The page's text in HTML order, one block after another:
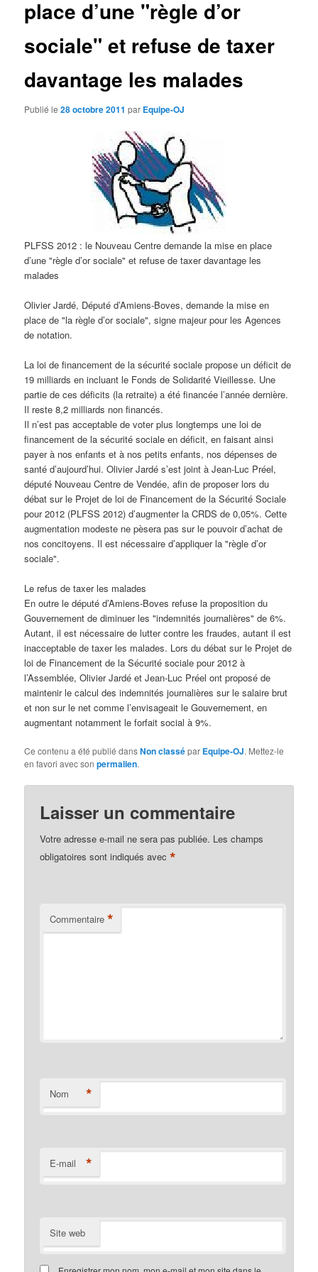
e
a
place d’une "règle d’or
sociale" et refuse de taxer
davantage les malades
Publié le28 octobre 2011 par Equipe-OJ
PLFSS 2012 : le Nouveau Centre demande la mise en place
d’une "règle d’or sociale" et refuse de taxer davantage les
malades
Olivier Jardé, Député d’Amiens-Boves, demande la mise en
place de "la règle d’or sociale", signe majeur pour les Agences
de notation.
La loi de financement de la sécurité sociale propose un déficit de
19 milliards en incluant le Fonds de Solidarité Vieillesse. Une
partie de ces déficits (la retraite) a été financée l’année dernière.
Il reste 8,2 milliards non financés.
Il n’est pas acceptable de voter plus longtemps une loi de
financement de la sécurité sociale en déficit, en faisant ainsi
payer à nos enfants et à nos petits enfants, nos dépenses de
santé d’aujourd’hui. Olivier Jardé s’est joint à Jean-Luc Préel,
député Nouveau Centre de Vendée, afin de proposer lors du
débat sur le Projet de loi de Financement de la Sécurité Sociale
pour 2012 (PLFSS 2012) d’augmenter la CRDS de 0,05%. Cette
augmentation modeste ne pèsera pas sur le pouvoir d’achat de
nos concitoyens. Il est nécessaire d’appliquer la "règle d’or
sociale".
Le refus de taxer les malades
En outre le député d’Amiens-Boves refuse la proposition du
Gouvernement de diminuer les "indemnités journalières" de 6%.
Autant, il est nécessaire de lutter contre les fraudes, autant il est
inacceptable de taxer les malades. Lors du débat sur le Projet de
loi de Financement de la Sécurité sociale pour 2012 à
l’Assemblée, Olivier Jardé et Jean-Luc Préel ont proposé de
maintenir le calcul des indemnités journalières sur le salaire brut
et non sur le net comme l’envisageait le Gouvernement, en
augmentant notamment le forfait social à 9%.
Ce contenu a été publié dansNon classépar Equipe-OJ. Mettez-le
en favori avec sonpermalien.
Laisser un commentaire
Votre adresse e-mail ne sera pas publiée. Les champs
obligatoires sont indiqués avec*
Commentaire *
Nom *
E-mail *
Site web